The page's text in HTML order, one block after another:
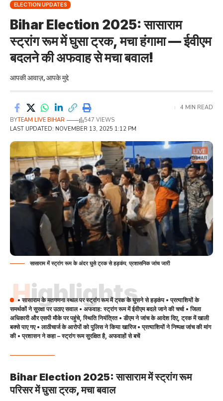
ELECTION UPDATES
Bihar Election 2025: सासाराम
स्ट्रांग रूम में घुसा ट्रक, मचा हंगामा — ईवीएम
बदलने की अफवाह से मचा बवाल!
आपकी आवाज़, आपके मुद्दे
LAST UPDATED: NOVEMBER 13, 2025 1:12 PM
BYTEAM LIVE BIHAR 547 VIEWS
4 MIN READ
सासाराम में स्ट्रांग रूम के अंदर घुसे ट्रक से हड़कंप, प्रशासनिक जांच जारी
Highlights
• सासाराम के मतगणना स्थल पर स्ट्रांग रूम में ट्रक के घुसने से हड़कंप • प्रत्याशियों के
समर्थकों ने सुरक्षा पर उठाए सवाल • अफवाह: स्ट्रांग रूम में ईवीएम बदले जाने की चर्चा • जिला
अधिकारी और एसपी मौके पर पहुंचे, स्थिति नियंत्रित • डीएम ने जांच के आदेश दिए, ट्रक में खाली
बक्से पाए गए • लाठीचार्ज के आरोपों को पुलिस ने किया खारिज • प्रत्याशियों ने निष्पक्ष जांच की मांग
की • प्रशासन ने कहा – स्ट्रांग रूम सुरक्षित है, अफवाहों से बचें
Bihar Election 2025: सासाराम में स्ट्रांग रूम
परिसर में घुसा ट्रक, मचा बवाल